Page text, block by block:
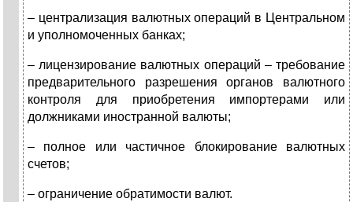
– централизация валютных операций в Центральном
и уполномоченных банках;
– лицензирование валютных операций – требование
предварительного разрешения органов валютного
контроля для приобретения импортерами или
должниками иностранной валюты;
– полное или частичное блокирование валютных
счетов;
– ограничение обратимости валют.